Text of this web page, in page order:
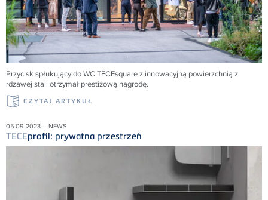
Przycisk spłukujący do WC TECEsquare z innowacyjną powierzchnią z
rdzawej stali otrzymał prestiżową nagrodę.
CZYTAJ ARTYKUŁ
05.09.2023 – NEWS
TECEprofil: prywatna przestrzeń